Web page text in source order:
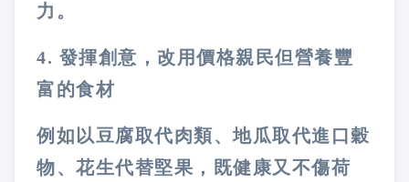
力。
4. 發揮創意，改用價格親民但營養豐
富的食材
例如以豆腐取代肉類、地瓜取代進口穀
物、花生代替堅果，既健康又不傷荷